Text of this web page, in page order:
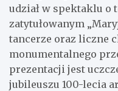
udział w spektaklu o
zatytułowanym
tancerze oraz liczne
monumentalnego
prezentacji jest
jubileuszu 100-lecia